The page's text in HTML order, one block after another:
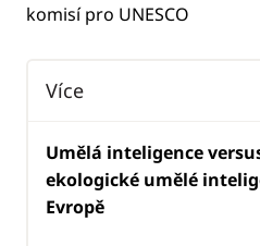
komisí pro UNESCO
Více
Umělá inteligence
ekologické umělé
Evropě